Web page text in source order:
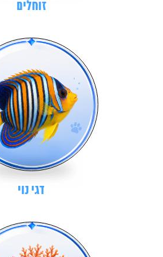
זוחלים
דגי נוי